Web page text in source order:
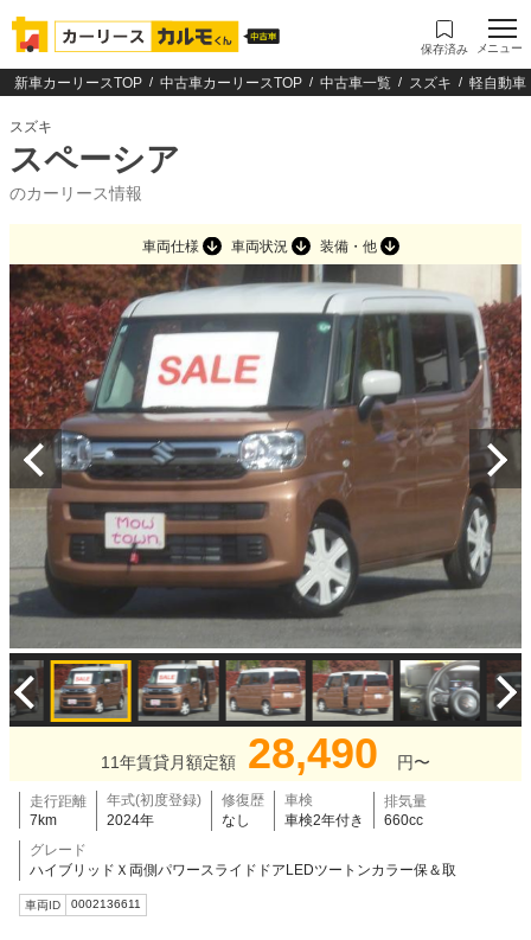
保存済み メニュー
新車カーリースTOP 中古車カーリースTOP 中古車一覧 スズキ 軽自動車
スズキ
スペーシア
のカーリース情報
車両仕様 車両状況 装備・他
11年賃貸月額定額 28,490 円〜
走行距離
7km
年式(初度登録)
2024年
修復歴
なし
車検
車検2年付き
排気量
660cc
グレード
ハイブリッドＸ両側パワースライドドアLEDツートンカラー保＆取
車両ID 0002136611